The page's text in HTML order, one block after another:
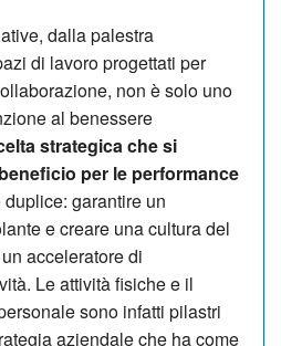
dalla palestra
di lavoro progettati per
non è solo uno
al benessere
strategica che si
per le performance
duplice: garantire un
e creare una cultura del
acceleratore di
Le attività fisiche e il
sono infatti pilastri
aziendale che ha come